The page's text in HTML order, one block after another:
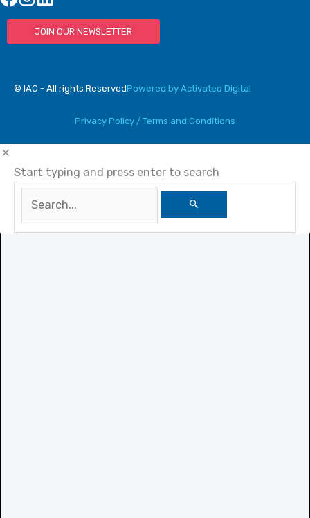
JOIN OUR NEWSLETTER
© IAC - All rights ReservedPowered by Activated Digital
Privacy Policy / Terms and Conditions
Start typing and press enter to search